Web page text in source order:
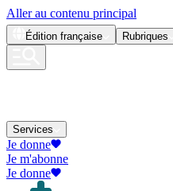
Aller au contenu principal
Édition française Rubriques
Services
Je donne
Je m'abonne
Je donne